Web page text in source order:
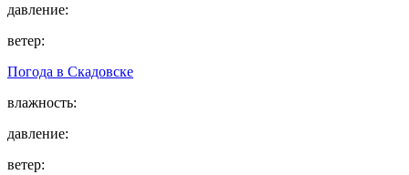
давление:
ветер:
Погода в Скадовске
влажность:
давление:
ветер: